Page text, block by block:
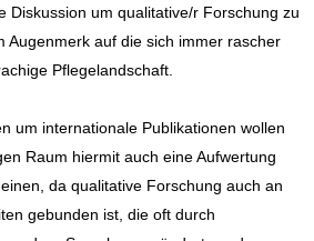
Diskussion um qualitative/r Forschung zu
Augenmerk auf die sich immer rascher
Pflegelandschaft.
um internationale Publikationen wollen
Raum hiermit auch eine Aufwertung
da qualitative Forschung auch an
gebunden ist, die oft durch